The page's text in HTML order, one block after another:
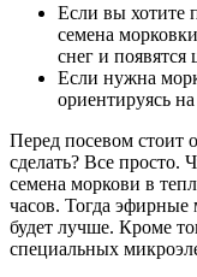
Если вы хотите
семена
снег и появятся
Если нужна
ориентируясь
Перед посевом стоит
сделать? Все просто.
семена моркови в
часов. Тогда эфирные
будет лучше. Кроме
специальных